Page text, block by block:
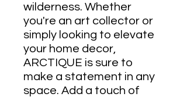
wilderness. Whether
you're an art collector or
simply looking to elevate
your home decor,
ARCTIQUE is sure to
make a statement in any
space. Add a touch of